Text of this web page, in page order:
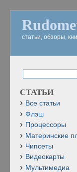
статьи, обзоры,
СТАТЬИ
Все статьи
Флэш
Процессоры
Материнские
Чипсеты
Видеокарты
Мультимедиа